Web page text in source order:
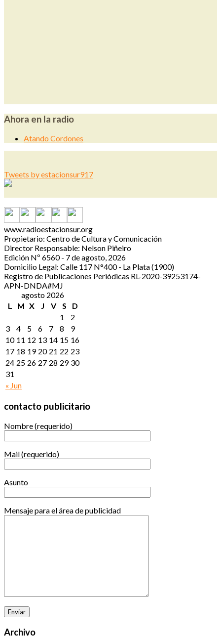
Ahora en la radio
Atando Cordones
Tweets by estacionsur917
www.radioestacionsur.org
Propietario: Centro de Cultura y Comunicación
Director Responsable: Nelson Piñeiro
Edición Nº 6560 - 7 de agosto, 2026
Domicilio Legal: Calle 117 N°400 - La Plata (1900)
Registro de Publicaciones Periódicas RL-2020-39253174-
APN-DNDA#MJ
agosto 2026
L
M X J V S D
« Jun
1
2
3
4 5 6 7 8
9
10 11 12 13 14 15 16
17 18 19 20 21 22 23
24 25 26 27 28 29 30
31
contacto publicitario
Nombre (requerido)
Mail (requerido)
Asunto
Mensaje para el área de publicidad
Archivo